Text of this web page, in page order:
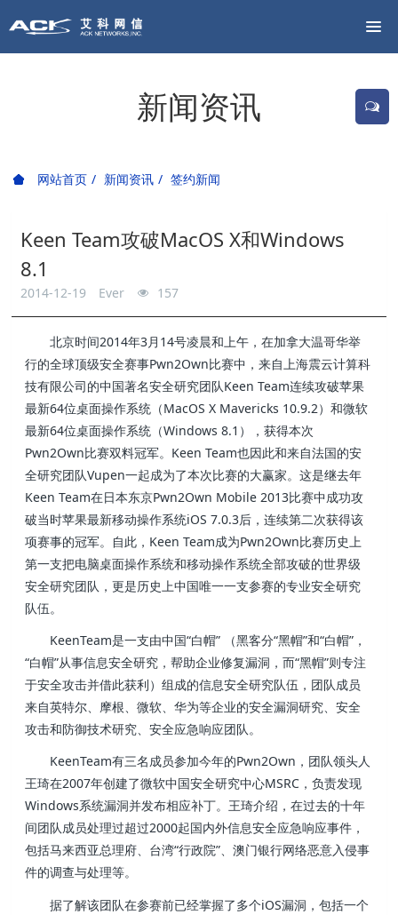
新闻资讯
网站首页 新闻资讯 签约新闻
Keen Team攻破MacOS X和Windows
8.1
2014-12-19 Ever 157
北京时间2014年3月14号凌晨和上午，在加拿大温哥华举
行的全球顶级安全赛事Pwn2Own比赛中，来自上海震云计算科
技有限公司的中国著名安全研究团队Keen Team连续攻破苹果
最新64位桌面操作系统（MacOS X Mavericks 10.9.2）和微软
最新64位桌面操作系统（Windows 8.1），获得本次
Pwn2Own比赛双料冠军。Keen Team也因此和来自法国的安
全研究团队Vupen一起成为了本次比赛的大赢家。这是继去年
Keen Team在日本东京Pwn2Own Mobile 2013比赛中成功攻
破当时苹果最新移动操作系统iOS 7.0.3后，连续第二次获得该
项赛事的冠军。自此，Keen Team成为Pwn2Own比赛历史上
第一支把电脑桌面操作系统和移动操作系统全部攻破的世界级
安全研究团队，更是历史上中国唯一一支参赛的专业安全研究
队伍。
KeenTeam是一支由中国“白帽” （黑客分“黑帽”和“白帽”，
“白帽”从事信息安全研究，帮助企业修复漏洞，而“黑帽”则专注
于安全攻击并借此获利）组成的信息安全研究队伍，团队成员
来自英特尔、摩根、微软、华为等企业的安全漏洞研究、安全
攻击和防御技术研究、安全应急响应团队。
KeenTeam有三名成员参加今年的Pwn2Own，团队领头人
王琦在2007年创建了微软中国安全研究中心MSRC，负责发现
Windows系统漏洞并发布相应补丁。王琦介绍，在过去的十年
间团队成员处理过超过2000起国内外信息安全应急响应事件，
包括马来西亚总理府、台湾“行政院”、澳门银行网络恶意入侵事
件的调查与处理等。
据了解该团队在参赛前已经掌握了多个iOS漏洞，包括一个